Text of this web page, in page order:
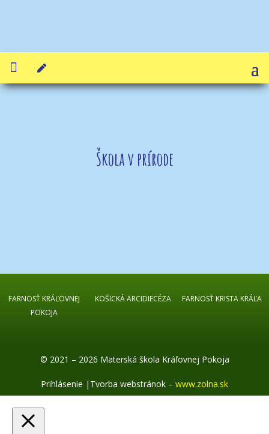
 
Škola v prírode
FARNOSŤ KRÁĽOVNEJ
POKOJA
KOŠICKÁ ARCIDIECÉZA FARNOSŤ KRISTA KRÁĽA
© 2021 – 2026 Materská škola Kráľovnej Pokoja
Prihlásenie | Tvorba webstránok – www.zolna.sk